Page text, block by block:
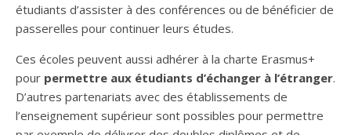
étudiants d’assister à des conférences ou de bénéficier de
passerelles pour continuer leurs études.
Ces écoles peuvent aussi adhérer à la charte Erasmus+
pour permettre aux étudiants d’échanger à l’étranger.
D’autres partenariats avec des établissements de
l’enseignement supérieur sont possibles pour permettre